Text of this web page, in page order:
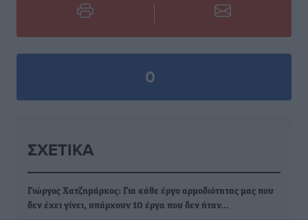
0
ΣΧΕΤΙΚΆ
Γιώργος Χατζημάρκος: Για κάθε έργο αρμοδιότητας μας που
δεν έχει γίνει, υπάρχουν 10 έργα που δεν ήταν…